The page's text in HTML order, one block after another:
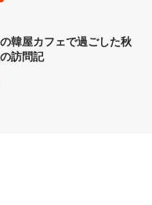
韓屋カフェで過ごした秋
訪問記